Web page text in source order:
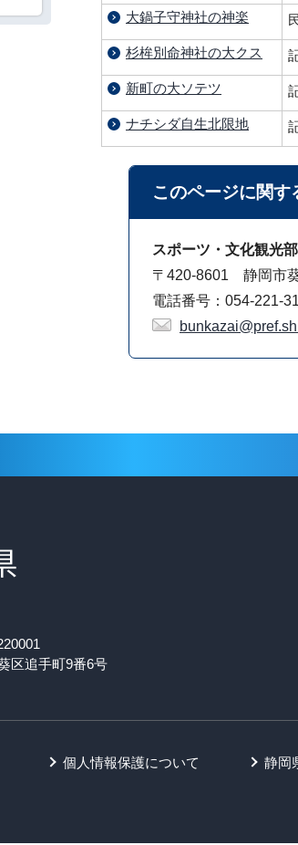
大鍋子守神社の神楽
杉桙別命神社の大クス
新町の大ソテツ
ナチシダ自生北限地
このページに関す
スポーツ・文化観光
〒420-8601 静岡市
電話番号：054-221-
区追手町9番6号
個人情報保護について 静岡